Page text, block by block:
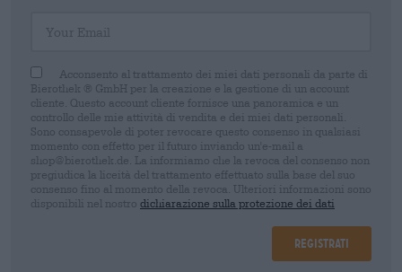
Acconsento al trattamento dei miei dati personali da parte di
Bierothek ® GmbH per la creazione e la gestione di un account
cliente. Questo account cliente fornisce una panoramica e un
controllo delle mie attività di vendita e dei miei dati personali.
Sono consapevole di poter revocare questo consenso in qualsiasi
momento con effetto per il futuro inviando un'e-mail a
shop@bierothek.de. La informiamo che la revoca del consenso non
pregiudica la liceità del trattamento effettuato sulla base del suo
consenso fino al momento della revoca. Ulteriori informazioni sono
disponibili nel nostro dichiarazione sulla protezione dei dati
Registrati